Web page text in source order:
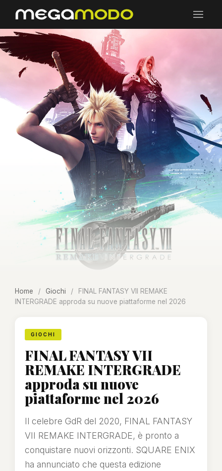
Home / Giochi /
FINAL FANTASY VII REMAKE
INTERGRADE approda su nuove piattaforme nel 2026
GIOCHI
FINAL FANTASY VII
REMAKE INTERGRADE
approda su nuove
piattaforme nel 2026
Il celebre GdR del 2020, FINAL FANTASY
VII REMAKE INTERGRADE, è pronto a
conquistare nuovi orizzonti. SQUARE ENIX
ha annunciato che questa edizione